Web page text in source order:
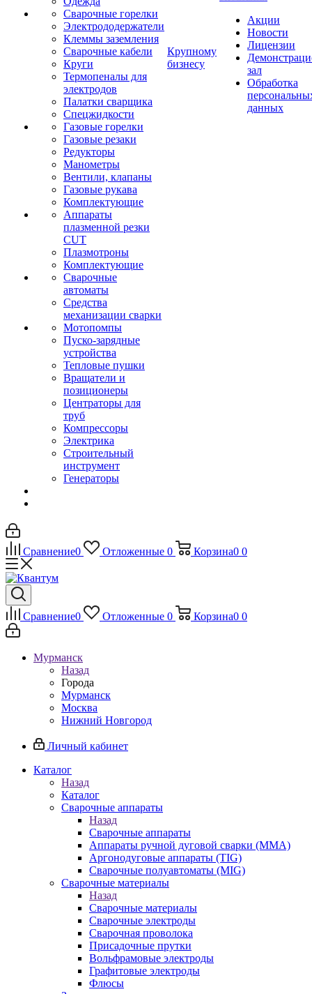
Сварочные горелки
Электрододержатели
Клеммы заземления
Сварочные кабели
Круги
Термопеналы для
электродов
Палатки сварщика
Спецжидкости
Газовые горелки
Газовые резаки
Редукторы
Манометры
Вентили, клапаны
Газовые рукава
Комплектующие
Аппараты
плазменной резки
CUT
Плазмотроны
Комплектующие
Сварочные
автоматы
Средства
механизации сварки
Мотопомпы
Пуско-зарядные
устройства
Тепловые пушки
Вращатели и
позиционеры
Центраторы для
труб
Компрессоры
Электрика
Строительный
инструмент
Генераторы
Крупному
бизнесу
Акции
Новости
Лицензии
зал
Обработка
данных
Сравнение0 Отложенные 0 Корзина0 0
Сравнение0 Отложенные 0 Корзина0 0
Мурманск
Назад
Города
Мурманск
Москва
Нижний Новгород
Личный кабинет
Каталог
Назад
Каталог
Сварочные аппараты
Назад
Сварочные аппараты
Аппараты ручной дуговой сварки (MMA)
Аргонодуговые аппараты (TIG)
Сварочные полуавтоматы (MIG)
Сварочные материалы
Назад
Сварочные материалы
Сварочные электроды
Сварочная проволока
Присадочные прутки
Вольфрамовые электроды
Графитовые электроды
Флюсы